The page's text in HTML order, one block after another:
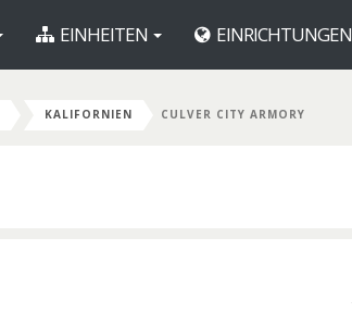
EINHEITEN EINRICHTUNGEN
KALIFORNIEN CULVER CITY ARMORY